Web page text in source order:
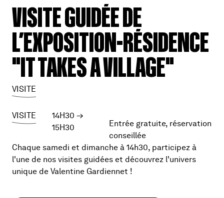
VISITE GUIDÉE DE
L’EXPOSITION-RÉSIDENCE
"IT TAKES A VILLAGE"
VISITE
VISITE 14H30 →
15H30
Entrée gratuite, réservation
conseillée
Chaque samedi et dimanche à 14h30, participez à
l'une de nos visites guidées et découvrez l'univers
unique de Valentine Gardiennet !